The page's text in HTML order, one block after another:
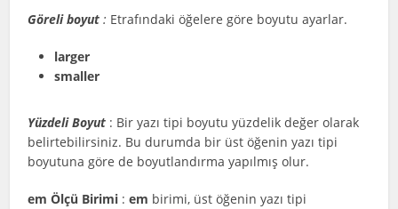
Göreli boyut : Etrafındaki öğelere göre boyutu ayarlar.
larger
smaller
Yüzdeli Boyut : Bir yazı tipi boyutu yüzdelik değer olarak
belirtebilirsiniz. Bu durumda bir üst öğenin yazı tipi
boyutuna göre de boyutlandırma yapılmış olur.
em Ölçü Birimi :em birimi, üst öğenin yazı tipi